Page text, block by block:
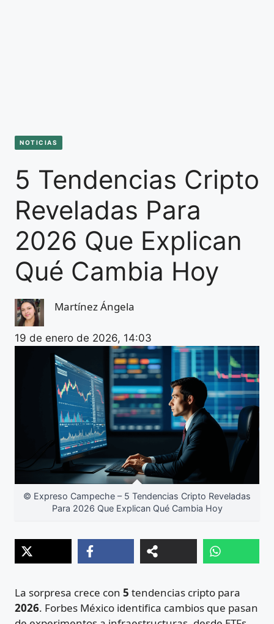
NOTICIAS
5 Tendencias Cripto
Reveladas Para
2026 Que Explican
Qué Cambia Hoy
Martínez Ángela
19 de enero de 2026, 14:03
© Expreso Campeche – 5 Tendencias Cripto Reveladas
Para 2026 Que Explican Qué Cambia Hoy
La sorpresa crece con 5 tendencias cripto para
2026. Forbes México identifica cambios que pasan